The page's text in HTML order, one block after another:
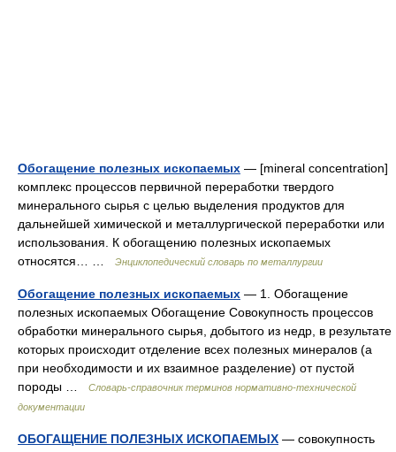
Обогащение полезных ископаемых — [mineral concentration]
комплекс процессов первичной переработки твердого
минерального сырья с целью выделения продуктов для
дальнейшей химической и металлургической переработки или
использования. К обогащению полезных ископаемых
относятся… …
Энциклопедический словарь по металлургии
Обогащение полезных ископаемых — 1. Обогащение
полезных ископаемых Обогащение Совокупность процессов
обработки минерального сырья, добытого из недр, в результате
которых происходит отделение всех полезных минералов (а
при необходимости и их взаимное разделение) от пустой
породы …
Словарь-справочник терминов нормативно-технической
документации
ОБОГАЩЕНИЕ ПОЛЕЗНЫХ ИСКОПАЕМЫХ — совокупность